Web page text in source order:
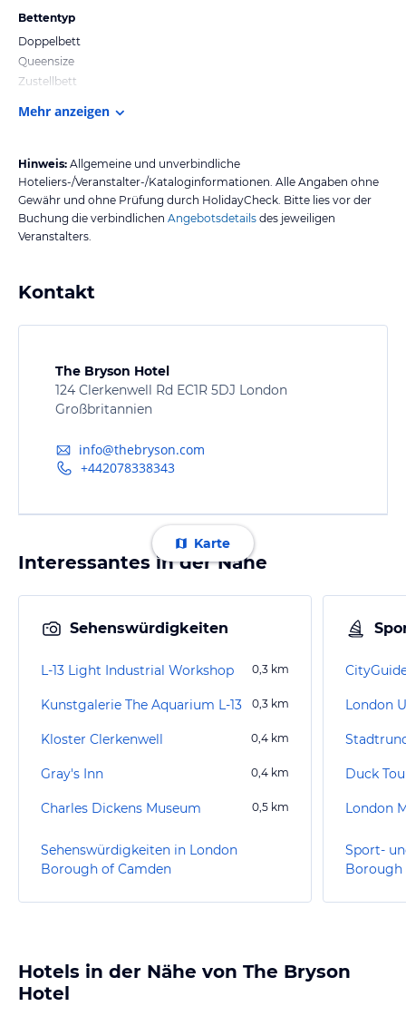
Bettentyp
Doppelbett
Queensize
Zustellbett
Mehr anzeigen
Hinweis: Allgemeine und unverbindliche
Hoteliers-/Veranstalter-/Kataloginformationen. Alle Angaben ohne
Gewähr und ohne Prüfung durch HolidayCheck. Bitte lies vor der
Buchung die verbindlichen Angebotsdetails des jeweiligen
Veranstalters.
Kontakt
The Bryson Hotel
124 Clerkenwell Rd EC1R 5DJ London
Großbritannien
info@thebryson.com
+442078338343
Karte
Interessantes in der Nähe
Sehenswürdigkeiten
L-13 Light Industrial Workshop 0,3 km
Kunstgalerie The Aquarium L-13 0,3 km
Kloster Clerkenwell 0,4 km
Gray's Inn 0,4 km
Charles Dickens Museum 0,5 km
Sehenswürdigkeiten in London
Borough of Camden
London
Duck
London
Sport-
Borough
Hotels in der Nähe von The Bryson
Hotel